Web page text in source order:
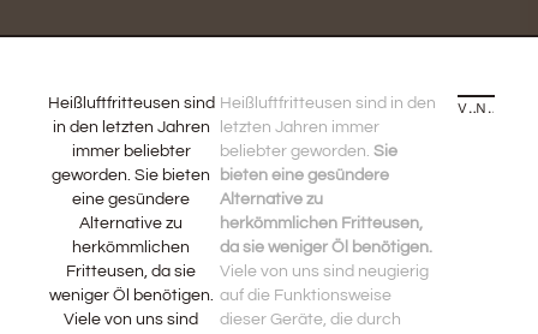
Heißluftfritteusen sind
in den letzten Jahren
immer beliebter
geworden. Sie bieten
eine gesündere
Alternative zu
herkömmlichen
Fritteusen, da sie
weniger Öl benötigen.
Viele von uns sind
Heißluftfritteusen sind in den
letzten Jahren immer
beliebter geworden. Sie
bieten eine gesündere
Alternative zu
herkömmlichen Fritteusen,
da sie weniger Öl benötigen.
Viele von uns sind neugierig
auf die Funktionsweise
dieser Geräte, die durch
VORHERIGE GESCHICHTE NÄCHSTE GESCHICHTE